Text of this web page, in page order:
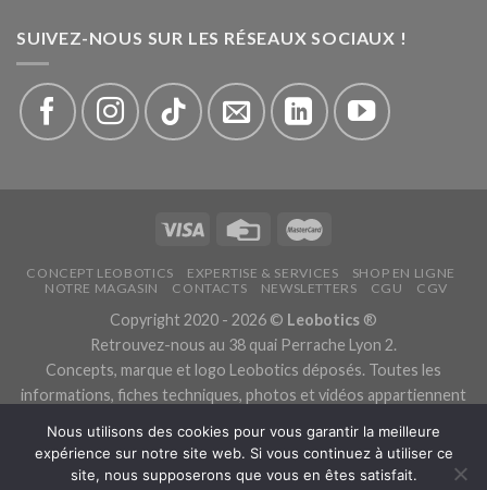
SUIVEZ-NOUS SUR LES RÉSEAUX SOCIAUX !
CONCEPT LEOBOTICS EXPERTISE & SERVICES
SHOP EN LIGNE
NOTRE MAGASIN
CONTACTS NEWSLETTERS CGU CGV
Copyright 2020 - 2026 © Leobotics ®
Retrouvez-nous au 38 quai Perrache Lyon 2.
Concepts, marque et logo Leobotics déposés. Toutes les
informations, fiches techniques, photos et vidéos appartiennent
Les traductions sont automatiques, veuillez nous excuser pour
les traductions erronées.
Nous utilisons des cookies pour vous garantir la meilleure
expérience sur notre site web. Si vous continuez à utiliser ce
site, nous supposerons que vous en êtes satisfait.